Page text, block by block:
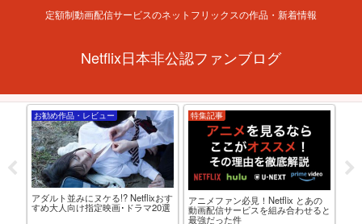
定額制動画配信サービスのネットフリックスの作品・新着情報
Netflix日本非公認ファンブログ
特集記事
アニメファン必見！Netflix とあの
動画配信サービスを組み合わせると
お勧め作品・レビュー
【R18】濡れ場がエロい! アダルト
級おすすめ海外映画･ドラマ40選